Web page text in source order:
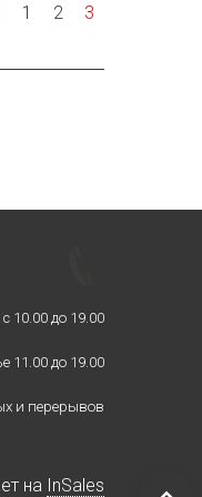
1 2 3
10.00 до 19.00
11.00 до 19.00
и перерывов
на InSales